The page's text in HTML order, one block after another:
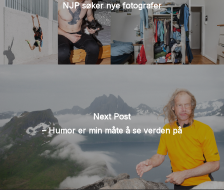
NJP søker nye fotografer
Next Post
– Humor er min måte å se verden på